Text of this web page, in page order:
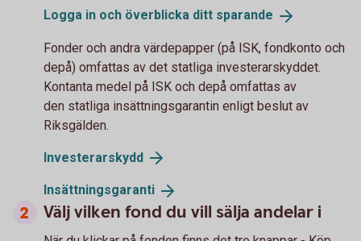
Logga in och överblicka ditt sparande
Fonder och andra värdepapper (på ISK, fondkonto och
depå) omfattas av det statliga investerarskyddet.
Kontanta medel på ISK och depå omfattas av
den statliga insättningsgarantin enligt beslut av
Riksgälden.
Investerarskydd
Insättningsgaranti
Välj vilken fond du vill sälja andelar i